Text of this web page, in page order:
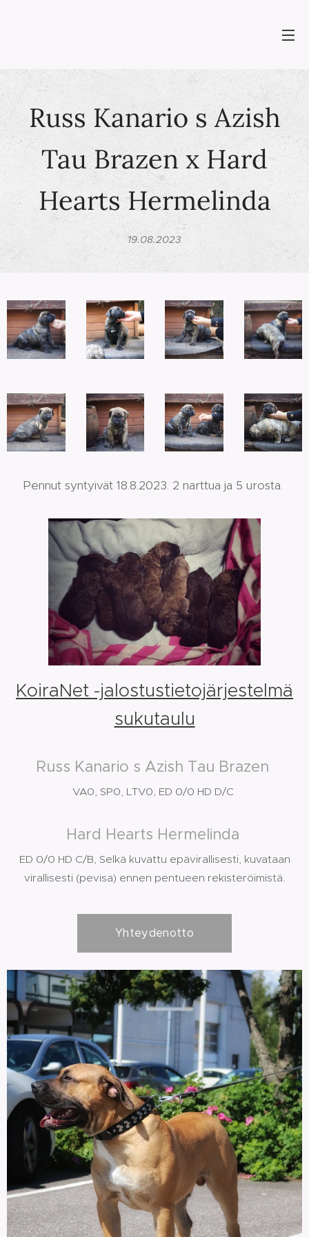
Russ Kanario s Azish
Tau Brazen x Hard
Hearts Hermelinda
19.08.2023
Pennut syntyivät 18.8.2023. 2 narttua ja 5 urosta.
KoiraNet -jalostustietojärjestelmä
sukutaulu
Russ Kanario s Azish Tau Brazen
VA0, SP0, LTV0, ED 0/0 HD D/C
Hard Hearts Hermelinda
ED 0/0 HD C/B, Selkä kuvattu epävirallisesti, kuvataan
virallisesti (pevisa) ennen pentueen rekisteröimistä.
Yhteydenotto